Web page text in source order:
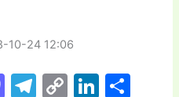
10-24 12:06
M T C Li C